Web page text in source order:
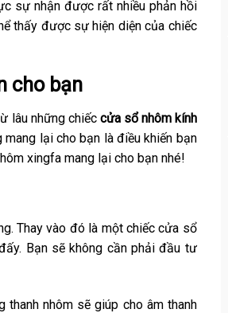
sự nhận được rất nhiều phản hồi
thấy được sự hiện diện của chiếc
cho bạn
lâu những chiếc cửa sổ nhôm kính
lại cho bạn là điều khiến bạn
xingfa mang lại cho bạn nhé!
Thay vào đó là một chiếc cửa sổ
Bạn sẽ không cần phải đầu tư
thanh nhôm sẽ giúp cho âm thanh